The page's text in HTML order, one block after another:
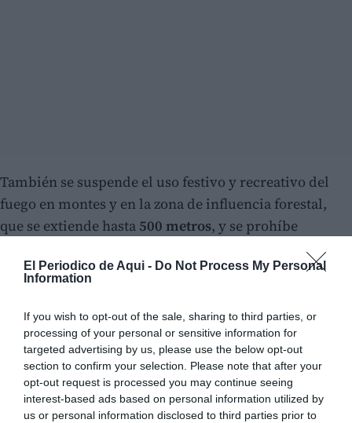
El Periodico de Aqui - Do Not Process My Personal
Information
If you wish to opt-out of the sale, sharing to third parties, or
processing of your personal or sensitive information for
targeted advertising by us, please use the below opt-out
section to confirm your selection. Please note that after your
opt-out request is processed you may continue seeing
interest-based ads based on personal information utilized by
us or personal information disclosed to third parties prior to
También se suspende el uso festivo y recreativo del
fuego en montes y en la zona de influencia forestal,
que se extiende hasta 500 metros, y se prohíbe
encender cualquier tipo de fuego en esos mismos
espacios. Las autorizaciones para circulación
sin efecto.
Restricciones en parques naturales
La situación meteorológica extraordinaria añade
restricciones adicionales. Se prohíbe circular por